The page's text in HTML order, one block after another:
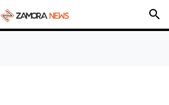
search